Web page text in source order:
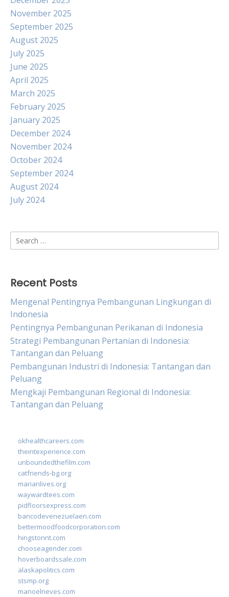
November 2025
September 2025
August 2025
July 2025
June 2025
April 2025
March 2025
February 2025
January 2025
December 2024
November 2024
October 2024
September 2024
August 2024
July 2024
Search
for:
Recent Posts
Mengenal Pentingnya Pembangunan Lingkungan di
Indonesia
Pentingnya Pembangunan Perikanan di Indonesia
Strategi Pembangunan Pertanian di Indonesia:
Tantangan dan Peluang
Pembangunan Industri di Indonesia: Tantangan dan
Peluang
Mengkaji Pembangunan Regional di Indonesia:
Tantangan dan Peluang
okhealthcareers.com
theintexperience.com
unboundedthefilm.com
catfriends-bg.org
marianlives.org
waywardtees.com
pidfloorsexpress.com
bancodevenezuelaen.com
bettermoodfoodcorporation.com
hingstonnt.com
chooseagender.com
hoverboardssale.com
alaskapolitics.com
stsmp.org
manoelneves.com